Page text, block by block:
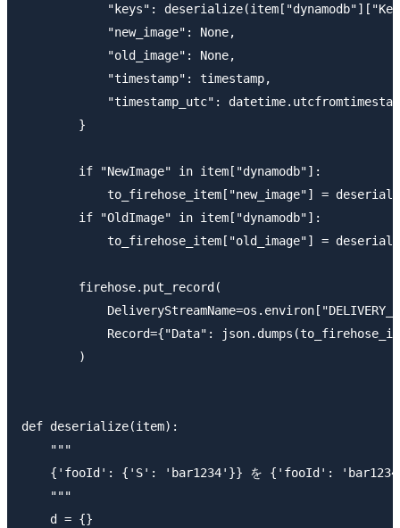
"keys":
            "new_image": None,
            "old_image": None,
            "timestamp": timestamp,
"timestamp_utc":
        }
        if "NewImage" in item["dynamodb"]:
to_firehose_item["new_image"] =
        if "OldImage" in item["dynamodb"]:
to_firehose_item["old_image"] =
        firehose.put_record(
Record={"Data":
        )
def deserialize(item):
    """
{'fooId': {'S': 'bar1234'}} を {'fooId':
    """
    d = {}